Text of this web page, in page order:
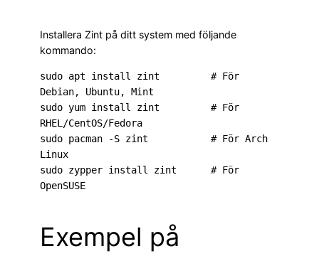
Installera Zint på ditt system med följande
kommando:
sudo apt install zint         # För
Debian, Ubuntu, Mint
sudo yum install zint         # För
RHEL/CentOS/Fedora
sudo pacman -S zint           # För Arch
Linux
sudo zypper install zint      # För
OpenSUSE
Exempel på